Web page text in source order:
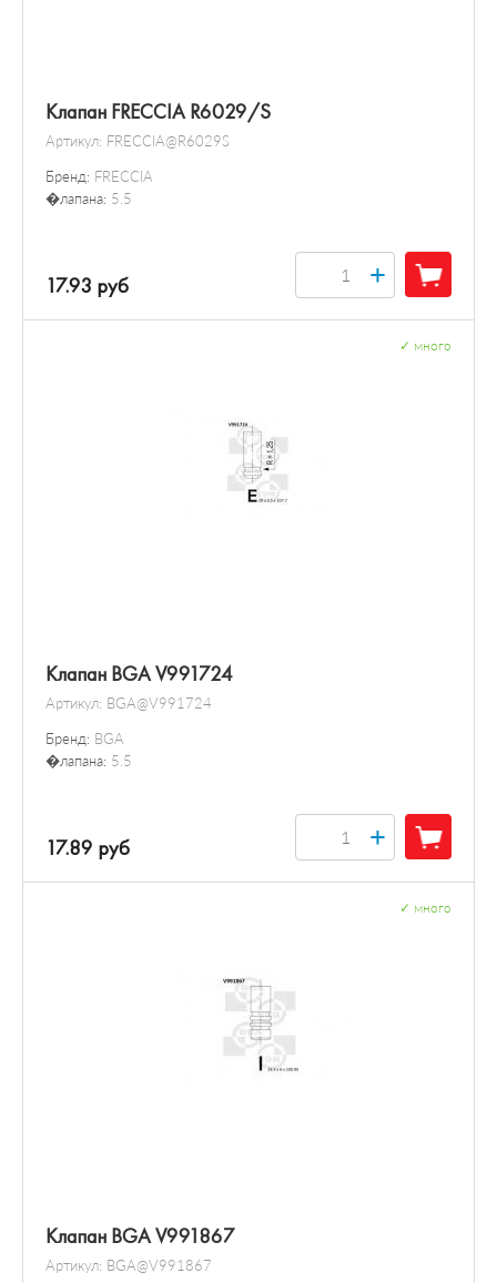
Клапан FRECCIA R6029/S
Артикул: FRECCIA@R6029S
Бренд: FRECCIA
�лапана: 5.5
17.93 руб +
Клапан BGA V991724
Артикул: BGA@V991724
Бренд: BGA
�лапана: 5.5
много
17.89 руб +
Клапан BGA V991867
Артикул: BGA@V991867
много